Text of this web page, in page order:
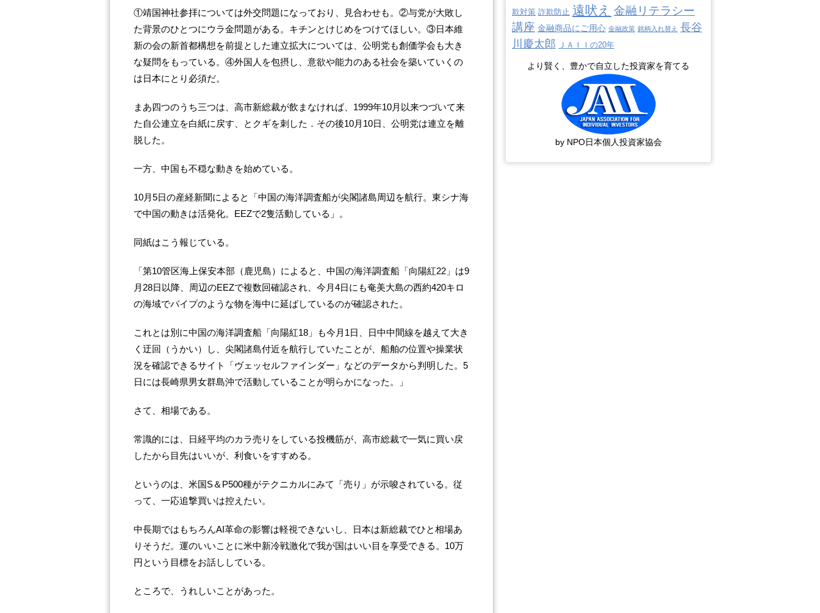
①靖国神社参拝については外交問題になっており、見合わせも。②与党が大敗し
た背景のひとつにウラ金問題がある。キチンとけじめをつけてほしい。③日本維
新の会の新首都構想を前提とした連立拡大については、公明党も創価学会も大き
な疑問をもっている。④外国人を包摂し、意欲や能力のある社会を築いていくの
は日本にとり必須だ。
まあ四つのうち三つは、高市新総裁が飲まなければ、1999年10月以来つづいて来
た自公連立を白紙に戻す、とクギを刺した．その後10月10日、公明党は連立を離
脱した。
一方、中国も不穏な動きを始めている。
10月5日の産経新聞によると「中国の海洋調査船が尖閣諸島周辺を航行。東シナ海
で中国の動きは活発化。EEZで2隻活動している」。
同紙はこう報じている。
「第10管区海上保安本部（鹿児島）によると、中国の海洋調査船「向陽紅22」は9
月28日以降、周辺のEEZで複数回確認され、今月4日にも奄美大島の西約420キロ
の海域でパイプのような物を海中に延ばしているのが確認された。
これとは別に中国の海洋調査船「向陽紅18」も今月1日、日中中間線を越えて大き
く迂回（うかい）し、尖閣諸島付近を航行していたことが、船舶の位置や操業状
況を確認できるサイト「ヴェッセルファインダー」などのデータから判明した。5
日には長崎県男女群島沖で活動していることが明らかになった。」
さて、相場である。
常識的には、日経平均のカラ売りをしている投機筋が、高市総裁で一気に買い戻
したから目先はいいが、利食いをすすめる。
というのは、米国S＆P500種がテクニカルにみて「売り」が示唆されている。従
って、一応追撃買いは控えたい。
中長期ではもちろんAI革命の影響は軽視できないし、日本は新総裁でひと相場あ
りそうだ。運のいいことに米中新冷戦激化で我が国はいい目を享受できる。10万
円という目標をお話ししている。
ところで、うれしいことがあった。
欺対策 詐欺防止 遠吠え 金融リテラシー
講座 金融商品にご用心 金融政策 銘柄入れ替え
長谷
川慶太郎 ＪＡＩＩの20年
より賢く、豊かで自立した投資家を育てる
by NPO日本個人投資家協会